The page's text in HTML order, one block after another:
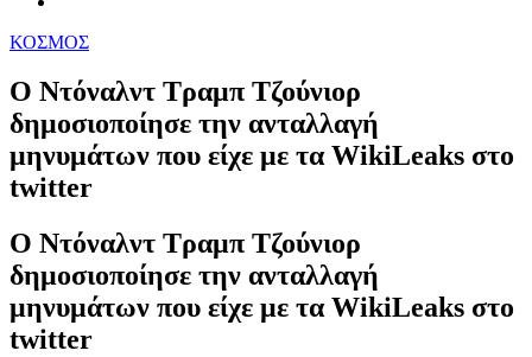
ΚΟΣΜΟΣ
Ο Ντόναλντ Τραμπ Τζούνιορ
δημοσιοποίησε την ανταλλαγή
μηνυμάτων που είχε με τα WikiLeaks στο
twitter
Ο Ντόναλντ Τραμπ Τζούνιορ
δημοσιοποίησε την ανταλλαγή
μηνυμάτων που είχε με τα WikiLeaks στο
twitter